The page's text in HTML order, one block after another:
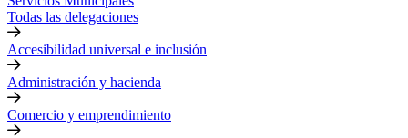
Todas las delegaciones
Accesibilidad universal e inclusión
Administración y hacienda
Comercio y emprendimiento